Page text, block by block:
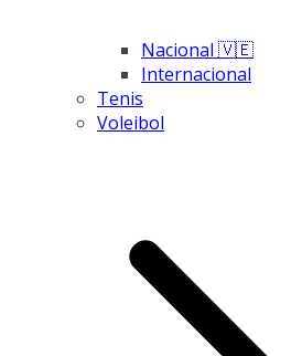
Nacional 🇻🇪
Internacional
Tenis
Voleibol